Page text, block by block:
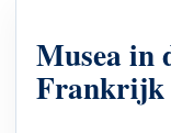
Musea in
Frankrijk